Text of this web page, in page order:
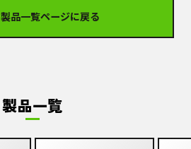
製品一覧ページに戻る
製品一覧